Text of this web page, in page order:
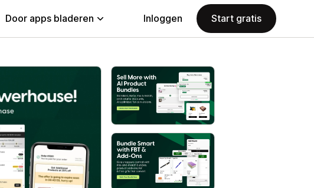
Door apps bladeren Inloggen Start gratis